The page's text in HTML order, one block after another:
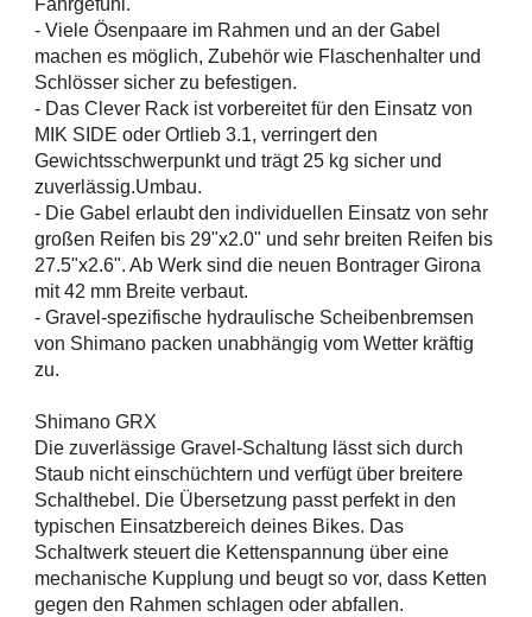
Fahrgefühl.
- Viele Ösenpaare im Rahmen und an der Gabel
machen es möglich, Zubehör wie Flaschenhalter und
Schlösser sicher zu befestigen.
- Das Clever Rack ist vorbereitet für den Einsatz von
MIK SIDE oder Ortlieb 3.1, verringert den
Gewichtsschwerpunkt und trägt 25 kg sicher und
zuverlässig.Umbau.
- Die Gabel erlaubt den individuellen Einsatz von sehr
großen Reifen bis 29"x2.0" und sehr breiten Reifen bis
27.5"x2.6". Ab Werk sind die neuen Bontrager Girona
mit 42 mm Breite verbaut.
- Gravel-spezifische hydraulische Scheibenbremsen
von Shimano packen unabhängig vom Wetter kräftig
zu.
Shimano GRX
Die zuverlässige Gravel-Schaltung lässt sich durch
Staub nicht einschüchtern und verfügt über breitere
Schalthebel. Die Übersetzung passt perfekt in den
typischen Einsatzbereich deines Bikes. Das
Schaltwerk steuert die Kettenspannung über eine
mechanische Kupplung und beugt so vor, dass Ketten
gegen den Rahmen schlagen oder abfallen.